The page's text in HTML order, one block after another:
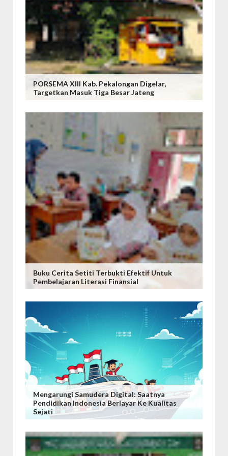
PORSEMA XIII Kab. Pekalongan Digelar,
Targetkan Masuk Tiga Besar Jateng
Buku Cerita Setiti Terbukti Efektif Untuk
Pembelajaran Literasi Finansial
Mengarungi Samudera Digital: Saatnya
Pendidikan Indonesia Berlayar Ke Kualitas
Sejati